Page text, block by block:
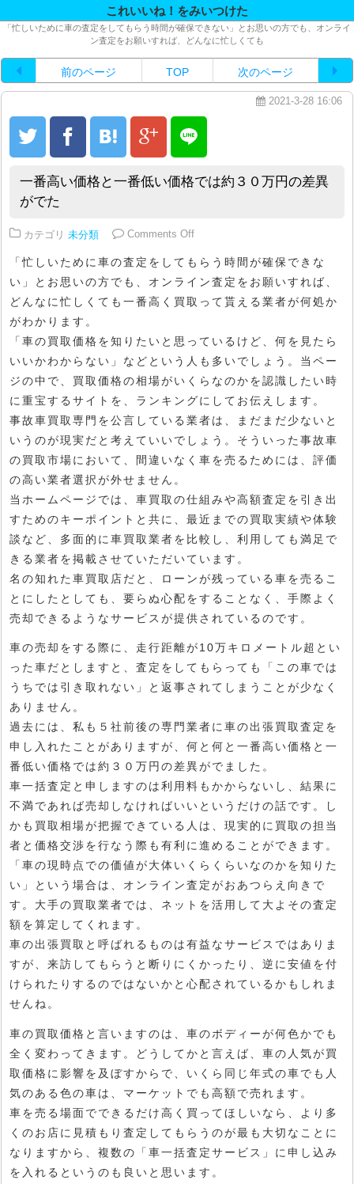
これいいね！をみいつけた
「忙しいために車の査定をしてもらう時間が確保できない」とお思いの方でも、オンライ
ン査定をお願いすれば、どんなに忙しくても
前のページ TOP 次のページ
2021-3-28 16:06
一番高い価格と一番低い価格では約３０万円の差異
がでた
カテゴリ 未分類 Comments Offon 一番高い価格と一番低い価格
「忙しいために車の査定をしてもらう時間が確保できな
い」とお思いの方でも、オンライン査定をお願いすれば、
どんなに忙しくても一番高く買取って貰える業者が何処か
がわかります。
「車の買取価格を知りたいと思っているけど、何を見たら
いいかわからない」などという人も多いでしょう。当ペー
ジの中で、買取価格の相場がいくらなのかを認識したい時
に重宝するサイトを、ランキングにしてお伝えします。
事故車買取専門を公言している業者は、まだまだ少ないと
いうのが現実だと考えていいでしょう。そういった事故車
の買取市場において、間違いなく車を売るためには、評価
の高い業者選択が外せません。
当ホームページでは、車買取の仕組みや高額査定を引き出
すためのキーポイントと共に、最近までの買取実績や体験
談など、多面的に車買取業者を比較し、利用しても満足で
きる業者を掲載させていただいています。
名の知れた車買取店だと、ローンが残っている車を売るこ
とにしたとしても、要らぬ心配をすることなく、手際よく
売却できるようなサービスが提供されているのです。
車の売却をする際に、走行距離が10万キロメートル超とい
った車だとしますと、査定をしてもらっても「この車では
うちでは引き取れない」と返事されてしまうことが少なく
ありません。
過去には、私も５社前後の専門業者に車の出張買取査定を
申し入れたことがありますが、何と何と一番高い価格と一
番低い価格では約３０万円の差異がでました。
車一括査定と申しますのは利用料もかからないし、結果に
不満であれば売却しなければいいというだけの話です。し
かも買取相場が把握できている人は、現実的に買取の担当
者と価格交渉を行なう際も有利に進めることができます。
「車の現時点での価値が大体いくらくらいなのかを知りた
い」という場合は、オンライン査定がおあつらえ向きで
す。大手の買取業者では、ネットを活用して大よその査定
額を算定してくれます。
車の出張買取と呼ばれるものは有益なサービスではありま
すが、来訪してもらうと断りにくかったり、逆に安値を付
けられたりするのではないかと心配されているかもしれま
せんね。
車の買取価格と言いますのは、車のボディーが何色かでも
全く変わってきます。どうしてかと言えば、車の人気が買
取価格に影響を及ぼすからで、いくら同じ年式の車でも人
気のある色の車は、マーケットでも高額で売れます。
車を売る場面でできるだけ高く買ってほしいなら、より多
くのお店に見積もり査定してもらうのが最も大切なことに
なりますから、複数の「車一括査定サービス」に申し込み
を入れるというのも良いと思います。